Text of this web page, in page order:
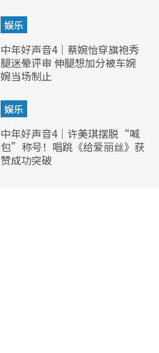
娱乐
中年好声音4｜蔡婉怡穿旗袍秀
腿迷晕评审 伸腿想加分被车婉
婉当场制止
娱乐
中年好声音4｜许美琪摆脱“喊
包”称号！唱跳《给爱丽丝》获
赞成功突破